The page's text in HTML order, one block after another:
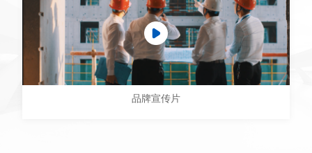
品牌宣传片